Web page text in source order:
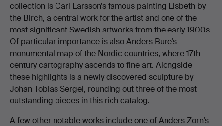
collection is Carl Larsson’s famous painting Lisbeth by
the Birch, a central work for the artist and one of the
most significant Swedish artworks from the early 1900s.
Of particular importance is also Anders Bure’s
monumental map of the Nordic countries, where 17th-
century cartography ascends to fine art. Alongside
these highlights is a newly discovered sculpture by
Johan Tobias Sergel, rounding out three of the most
outstanding pieces in this rich catalog.
A few other notable works include one of Anders Zorn’s